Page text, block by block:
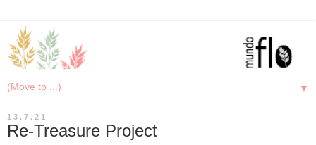
▼
13.7.21
Re-Treasure Project